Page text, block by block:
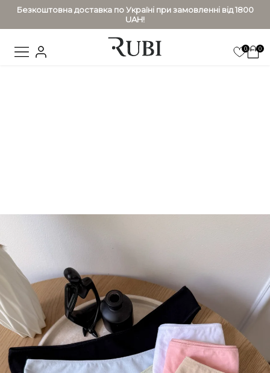
Безкоштовна доставка по Україні при замовленні від 1800
UAH!
0 0